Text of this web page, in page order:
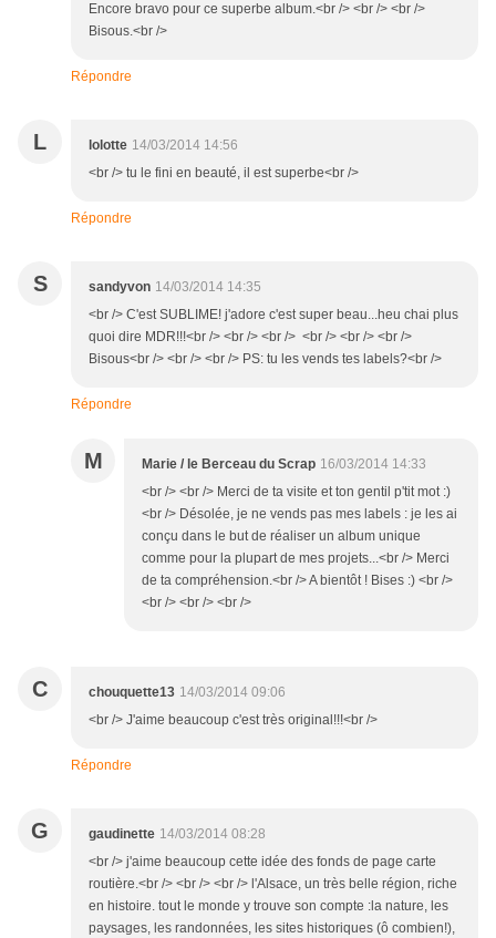
Encore bravo pour ce superbe album.<br /> <br /> <br />
Bisous.<br />
Répondre
L lolotte 14/03/2014 14:56
<br /> tu le fini en beauté, il est superbe<br />
Répondre
S sandyvon 14/03/2014 14:35
<br /> C'est SUBLIME! j'adore c'est super beau...heu chai plus
quoi dire MDR!!!<br /> <br /> <br /> <br /> <br /> <br />
Bisous<br /> <br /> <br /> PS: tu les vends tes labels?<br />
Répondre
M Marie / le Berceau du Scrap 16/03/2014 14:33
<br /> <br /> Merci de ta visite et ton gentil p'tit mot :)
<br /> Désolée, je ne vends pas mes labels : je les ai
conçu dans le but de réaliser un album unique
comme pour la plupart de mes projets...<br /> Merci
de ta compréhension.<br /> A bientôt ! Bises :) <br />
<br /> <br /> <br />
C chouquette13 14/03/2014 09:06
<br /> J'aime beaucoup c'est très original!!!<br />
Répondre
G gaudinette 14/03/2014 08:28
<br /> j'aime beaucoup cette idée des fonds de page carte
routière.<br /> <br /> <br /> l'Alsace, un très belle région, riche
en histoire. tout le monde y trouve son compte :la nature, les
paysages, les randonnées, les sites historiques (ô combien!),